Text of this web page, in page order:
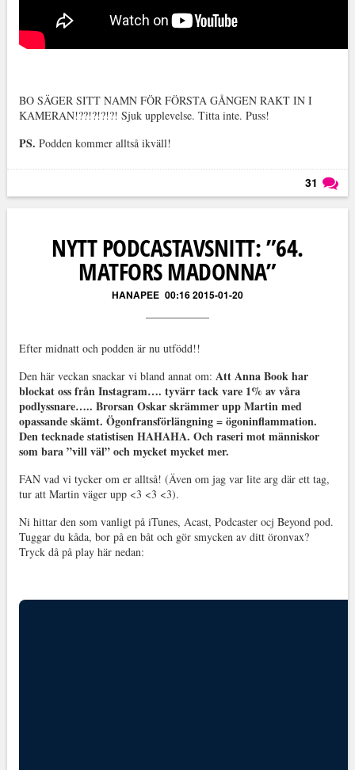
BO SÄGER SITT NAMN FÖR FÖRSTA GÅNGEN RAKT IN I
KAMERAN!??!?!?!?! Sjuk upplevelse. Titta inte. Puss!
PS. Podden kommer alltså ikväll!
31
NYTT PODCASTAVSNITT: ”64.
MATFORS MADONNA”
HANAPEE 00:16 2015-01-20
Efter midnatt och podden är nu utfödd!!
Den här veckan snackar vi bland annat om: Att Anna Book har
blockat oss från Instagram…. tyvärr tack vare 1% av våra
podlyssnare….. Brorsan Oskar skrämmer upp Martin med
opassande skämt. Ögonfransförlängning = ögoninflammation.
Den tecknade statistisen HAHAHA. Och raseri mot människor
som bara ”vill väl” och mycket mycket mer.
FAN vad vi tycker om er alltså! (Även om jag var lite arg där ett tag,
tur att Martin väger upp <3 <3 <3).
Ni hittar den som vanligt på iTunes, Acast, Podcaster ocj Beyond pod.
Tuggar du kåda, bor på en båt och gör smycken av ditt öronvax?
Tryck då på play här nedan: